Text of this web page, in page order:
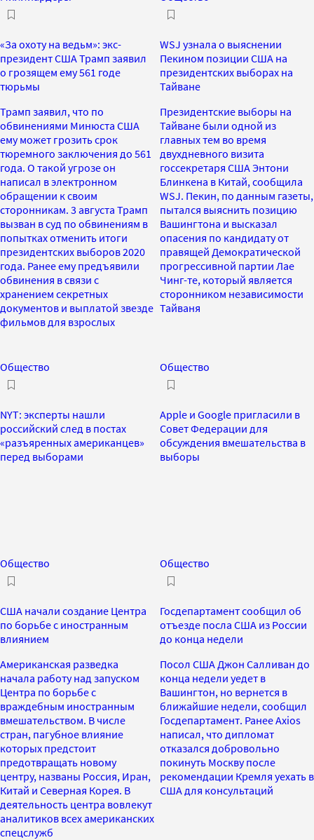
«За охоту на ведьм»: экс-
президент США Трамп заявил
о грозящем ему 561 годе
тюрьмы
Трамп заявил, что по
обвинениями Минюста США
ему может грозить срок
тюремного заключения до 561
года. О такой угрозе он
написал в электронном
обращении к своим
сторонникам. 3 августа Трамп
вызван в суд по обвинениям в
попытках отменить итоги
президентских выборов 2020
года. Ранее ему предъявили
обвинения в связи с
хранением секретных
документов и выплатой звезде
фильмов для взрослых
WSJ узнала о выяснении
Пекином позиции США на
президентских выборах на
Тайване
Президентские выборы на
Тайване были одной из
главных тем во время
двухдневного визита
госсекретаря США Энтони
Блинкена в Китай, сообщила
WSJ. Пекин, по данным газеты,
пытался выяснить позицию
Вашингтона и высказал
опасения по кандидату от
правящей Демократической
прогрессивной партии Лае
Чинг-те, который является
сторонником независимости
Тайваня
Общество
NYT: эксперты нашли
российский след в постах
«разъяренных американцев»
перед выборами
Общество
Apple и Google пригласили в
Совет Федерации для
обсуждения вмешательства в
выборы
Общество
США начали создание Центра
по борьбе с иностранным
влиянием
Американская разведка
начала работу над запуском
Центра по борьбе с
враждебным иностранным
вмешательством. В числе
стран, пагубное влияние
которых предстоит
предотвращать новому
центру, названы Россия, Иран,
Китай и Северная Корея. В
деятельность центра вовлекут
аналитиков всех американских
спецслужб
Общество
Госдепартамент сообщил об
отъезде посла США из России
до конца недели
Посол США Джон Салливан до
конца недели уедет в
Вашингтон, но вернется в
ближайшие недели, сообщил
Госдепартамент. Ранее Axios
написал, что дипломат
отказался добровольно
покинуть Москву после
рекомендации Кремля уехать в
США для консультаций